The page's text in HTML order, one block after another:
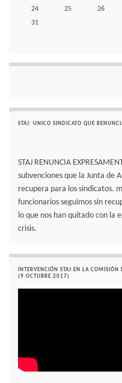
24
25 26
31
STAJ: UNICO SINDICATO QUE
STAJ RENUNCIA
subvenciones que la Junta de
recupera para los sindicatos.
funcionarios seguimos sin
lo que nos han quitado con la
crisis.
INTERVENCIÓN STAJ EN LA
(9 OCTUBRE 2017)